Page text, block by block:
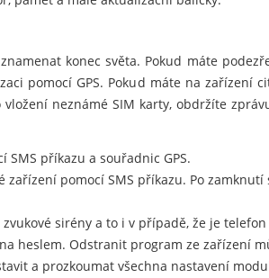
konec světa. Pokud máte
pomocí GPS. Pokud máte na zařízení
neznámé SIM karty, obdržíte
SMS příkazu a souřadnic GPS.
pomocí SMS příkazu. Po
sirény a to i v případě, že je
heslem. Odstranit program ze zařízení
a prozkoumat všechna nastavení